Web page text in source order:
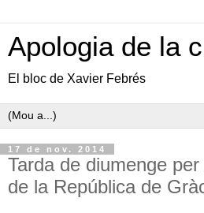
Apologia de la
El bloc de Xavier Febrés
17 de nov. 2014
Tarda de diumenge
de la República de